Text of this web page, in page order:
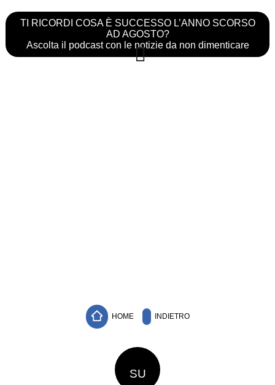
TI RICORDI COSA È SUCCESSO L’ANNO SCORSO
AD AGOSTO?
Ascolta il podcast con le notizie da non dimenticare
HOME INDIETRO
SU